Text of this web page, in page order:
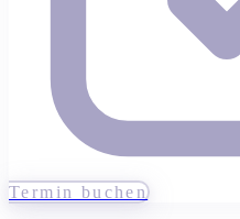
Termin buchen